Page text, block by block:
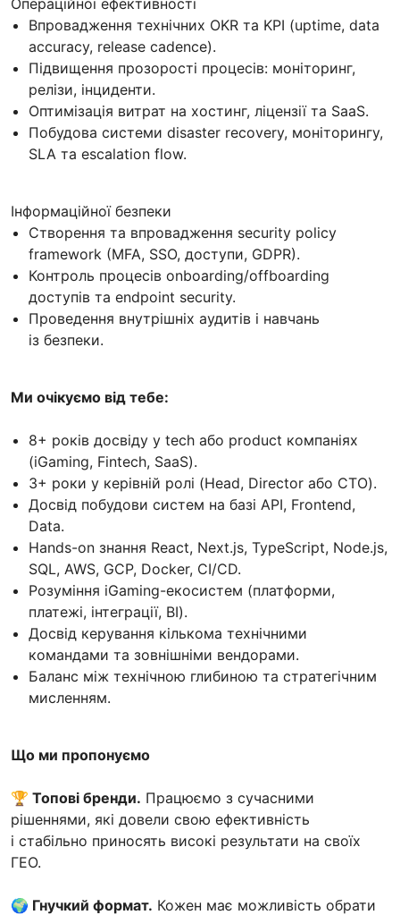
Впровадження технічних OKR та KPI (uptime, data
accuracy, release cadence).
Підвищення прозорості процесів: моніторинг,
релізи, інциденти.
Оптимізація витрат на хостинг, ліцензії та SaaS.
Побудова системи disaster recovery, моніторингу,
SLA та escalation flow.
Інформаційної безпеки
Створення та впровадження security policy
framework (MFA, SSO, доступи, GDPR).
Контроль процесів onboarding/offboarding
доступів та endpoint security.
Проведення внутрішніх аудитів і навчань
із безпеки.
Ми очікуємо від тебе:
8+ років досвіду у tech або product компаніях
(iGaming, Fintech, SaaS).
3+ роки у керівній ролі (Head, Director або CTO).
Досвід побудови систем на базі API, Frontend,
Data.
Hands-on знання React, Next.js, TypeScript, Node.js,
SQL, AWS, GCP, Docker, CI/CD.
Розуміння iGaming-екосистем (платформи,
платежі, інтеграції, BI).
Досвід керування кількома технічними
командами та зовнішніми вендорами.
Баланс між технічною глибиною та стратегічним
мисленням.
Що ми пропонуємо
🏆 Топові бренди. Працюємо з сучасними
рішеннями, які довели свою ефективність
і стабільно приносять високі результати на своїх
ГЕО.
🌍 Гнучкий формат. Кожен має можливість обрати